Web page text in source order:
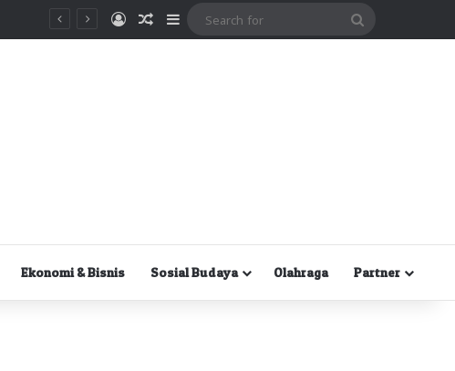
MasukRandom Article
Sidebar
Ekonomi & Bisnis Sosial Budaya Olahraga Partner